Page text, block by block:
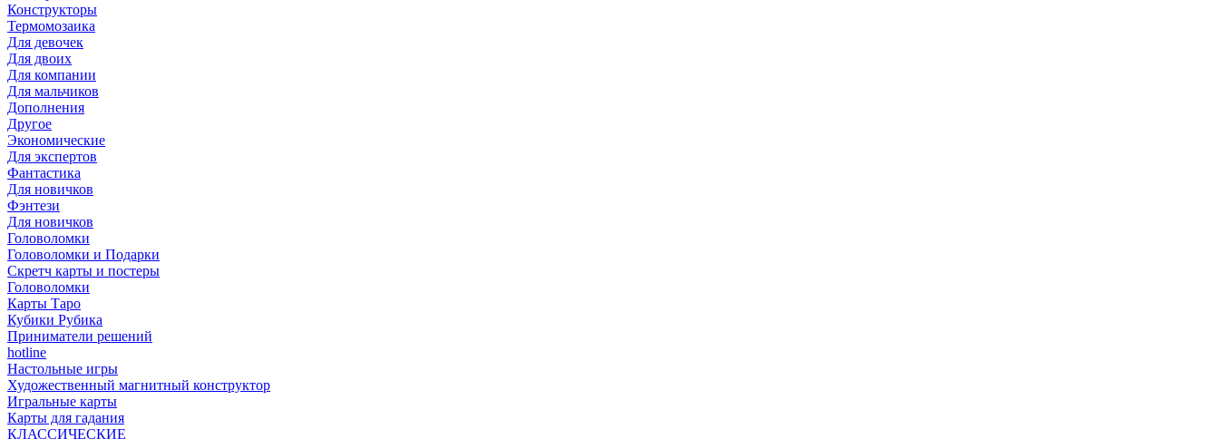
Конструкторы
Термомозаика
Для девочек
Для двоих
Для компании
Для мальчиков
Дополнения
Другое
Экономические
Для экспертов
Фантастика
Для новичков
Фэнтези
Для новичков
Головоломки
Головоломки и Подарки
Cкретч карты и постеры
Головоломки
Карты Таро
Кубики Рубика
Приниматели решений
hotline
Настольные игры
Художественный магнитный конструктор
Игральные карты
Карты для гадания
КЛАССИЧЕСКИЕ